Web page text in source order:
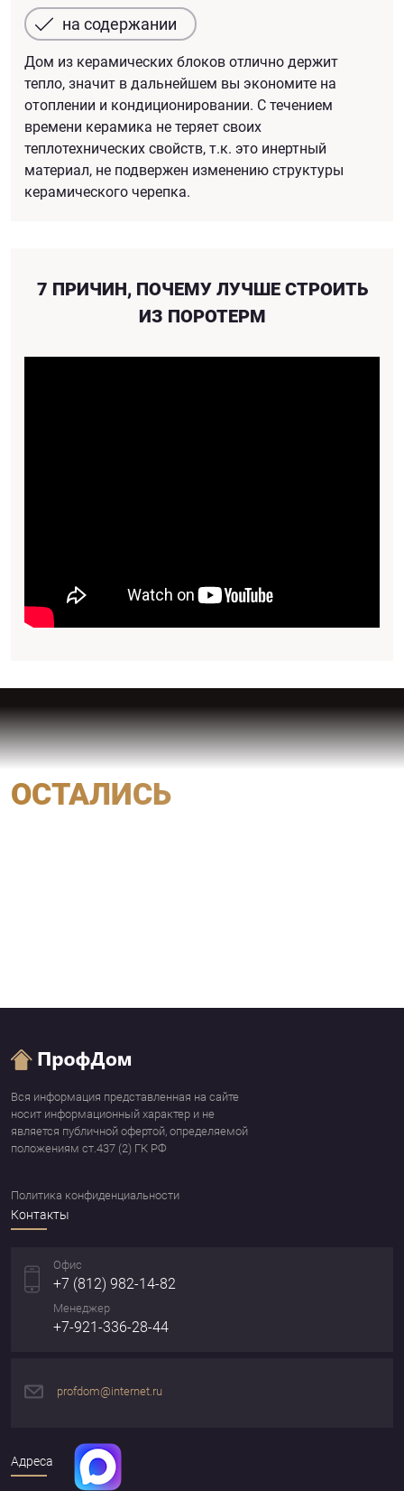
на содержании
Дом из керамических блоков отлично держит
тепло, значит в дальнейшем вы экономите на
отоплении и кондиционировании. С течением
времени керамика не теряет своих
теплотехнических свойств, т.к. это инертный
материал, не подвержен изменению структуры
керамического черепка.
7 ПРИЧИН, ПОЧЕМУ ЛУЧШЕ СТРОИТЬ
ИЗ ПОРОТЕРМ
ОСТАЛИСЬ
Вся информация представленная на сайте
носит информационный характер и не
является публичной офертой, определяемой
положениям ст.437 (2) ГК РФ
Политика конфиденциальности
Контакты
Офис
+7 (812) 982-14-82
Менеджер
+7-921-336-28-44
profdom@internet.ru
Адреса